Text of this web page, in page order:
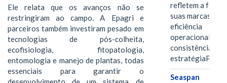
Ele relata que os avanços não se
restringiram ao campo. A Epagri e
parceiros também investiram pesado em
tecnologias de pós-colheita,
ecofisiologia, fitopatologia,
entomologia e manejo de plantas, todas
essenciais para garantir o
refletem a força
suas marcas, a
eficiência
operacional e a
consistência de
Seaspan